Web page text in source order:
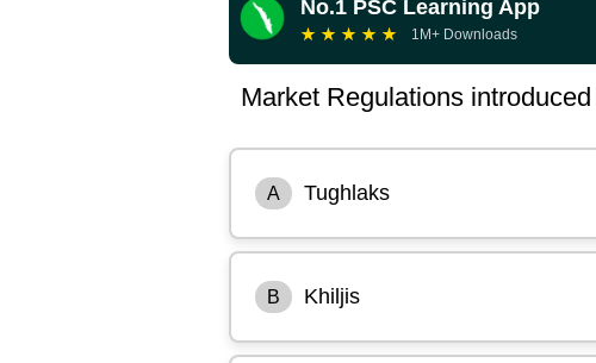
No.1 PSC Learning App
★ ★ ★ ★ ★ 1M+ Downloads
Market Regulations
A Tughlaks
B Khiljis